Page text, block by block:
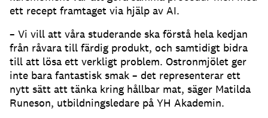
ett recept framtaget via hjälp av AI.
– Vi vill att våra studerande ska förstå hela kedjan
från råvara till färdig produkt, och samtidigt bidra
till att lösa ett verkligt problem. Ostronmjölet ger
inte bara fantastisk smak – det representerar ett
nytt sätt att tänka kring hållbar mat, säger Matilda
Runeson, utbildningsledare på YH Akademin.